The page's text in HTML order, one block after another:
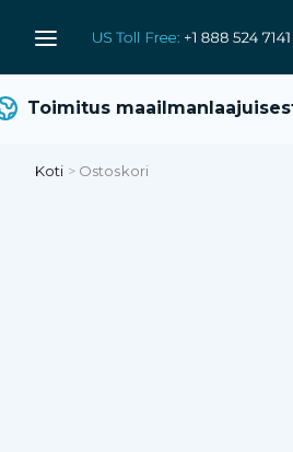
Toimitus maailmanlaajuisesti
Koti > Ostoskori